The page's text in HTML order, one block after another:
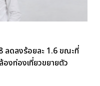
ลดลงร้อยละ 1.6 ขณะที่
งท่องเที่ยวขยายตัว